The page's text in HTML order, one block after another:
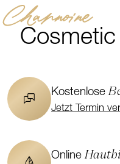
Channoine
Cosmetic
Kostenlose
Jetzt Termin
Online